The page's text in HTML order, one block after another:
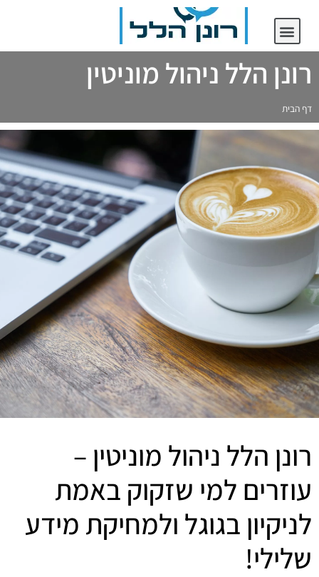
רונן הלל ניהול מוניטין
דף הבית
רונן הלל ניהול מוניטין –
עוזרים למי שזקוק באמת
לניקיון בגוגל ולמחיקת מידע
שלילי!